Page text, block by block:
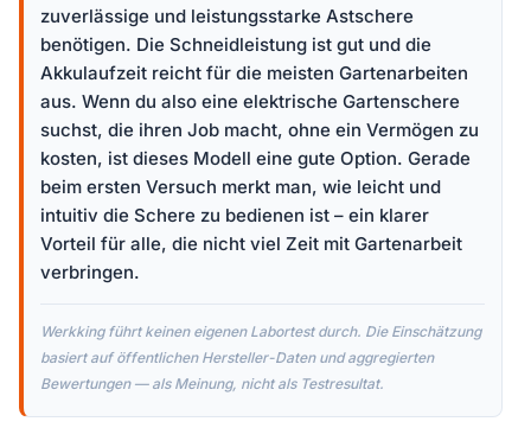
zuverlässige und leistungsstarke Astschere
benötigen. Die Schneidleistung ist gut und die
Akkulaufzeit reicht für die meisten Gartenarbeiten
aus. Wenn du also eine elektrische Gartenschere
suchst, die ihren Job macht, ohne ein Vermögen zu
kosten, ist dieses Modell eine gute Option. Gerade
beim ersten Versuch merkt man, wie leicht und
intuitiv die Schere zu bedienen ist – ein klarer
Vorteil für alle, die nicht viel Zeit mit Gartenarbeit
verbringen.
Werkking führt keinen eigenen Labortest durch. Die Einschätzung
basiert auf öffentlichen Hersteller-Daten und aggregierten
Bewertungen — als Meinung, nicht als Testresultat.